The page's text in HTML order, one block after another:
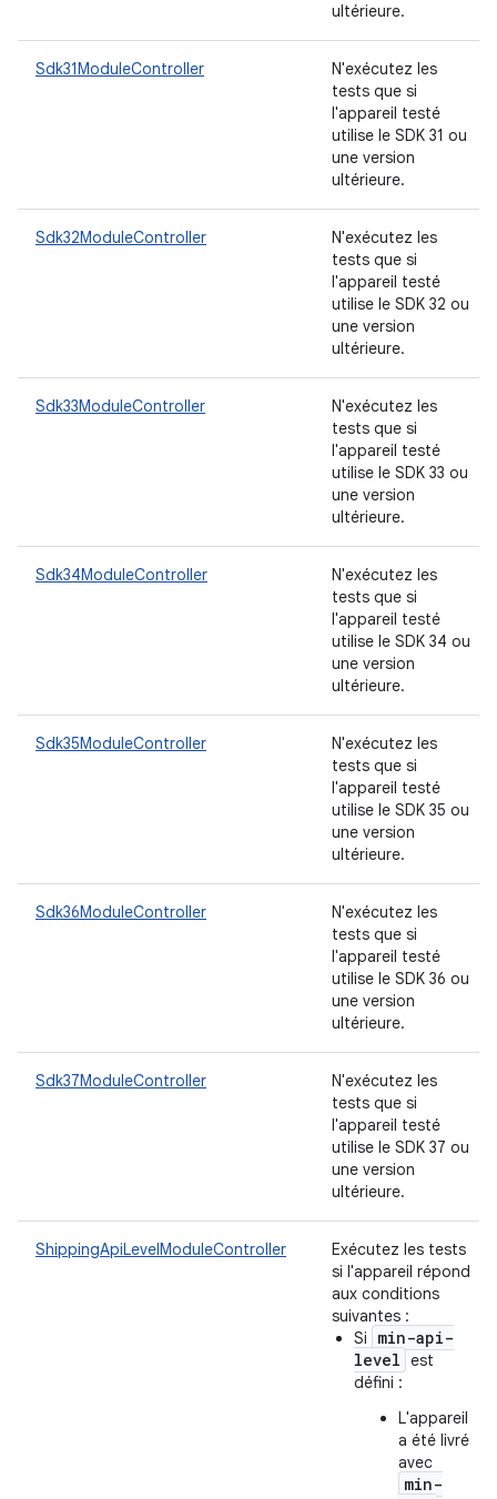
ultérieure.
Sdk31ModuleController
N'exécutez les
tests que si
l'appareil testé
utilise le SDK 31 ou
une version
ultérieure.
Sdk32ModuleController
N'exécutez les
tests que si
l'appareil testé
utilise le SDK 32 ou
une version
ultérieure.
Sdk33ModuleController
N'exécutez les
tests que si
l'appareil testé
utilise le SDK 33 ou
une version
ultérieure.
Sdk34ModuleController
N'exécutez les
tests que si
l'appareil testé
utilise le SDK 34 ou
une version
ultérieure.
Sdk35ModuleController
N'exécutez les
tests que si
l'appareil testé
utilise le SDK 35 ou
une version
ultérieure.
Sdk36ModuleController
N'exécutez les
tests que si
l'appareil testé
utilise le SDK 36 ou
une version
ultérieure.
Sdk37ModuleController
N'exécutez les
tests que si
l'appareil testé
utilise le SDK 37 ou
une version
ultérieure.
ShippingApiLevelModuleController
Exécutez les tests
si l'appareil répond
aux conditions
suivantes :
Si
min-api-
level est
défini :
L'appareil
a été livré
avec
min-